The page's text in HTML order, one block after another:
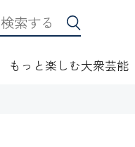
もっと楽しむ大衆芸能